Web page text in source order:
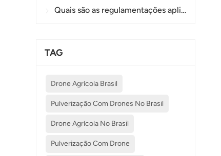
Quais são as regulamentações aplicáveis ​​ao uso de drones na agricultura em diferentes países?
TAG
Drone Agrícola Brasil
Pulverização Com Drones No Brasil
Drone Agrícola No Brasil
Pulverização Com Drone